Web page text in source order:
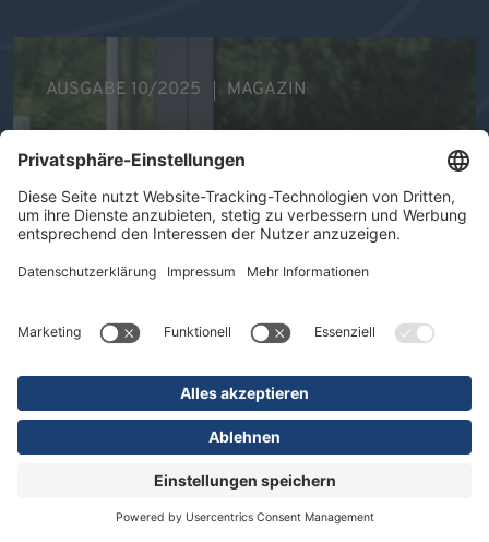
Ihre Gesundheit im Mittelpunkt -
Therapeutische Vielfalt in der DR.
AUSGABE 10/2025 MAGAZIN